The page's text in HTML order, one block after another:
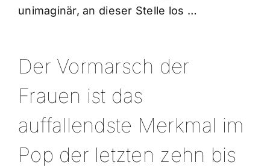
unimaginär, an dieser Stelle los …
Der Vormarsch der
Frauen ist das
auffallendste Merkmal im
Pop der letzten zehn bis